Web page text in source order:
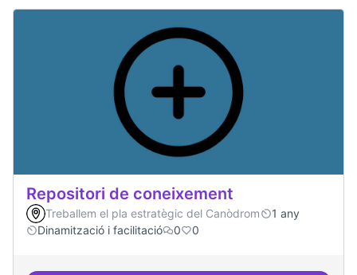
Repositori de coneixement
Treballem el pla estratègic del Canòdrom
1 any
Dinamització i facilitació
0 0